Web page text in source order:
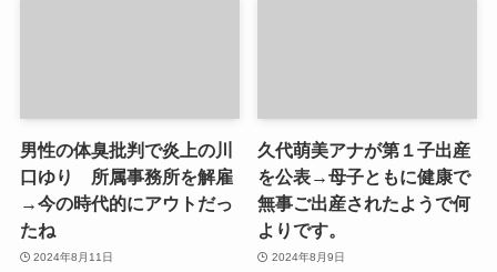
男性の体臭批判で炎上の川
口ゆり 所属事務所を解雇
→今の時代的にアウトだっ
たね
2024年8月11日
久代萌美アナが第１子出産
を公表→母子ともに健康で
無事ご出産されたようで何
よりです。
2024年8月9日